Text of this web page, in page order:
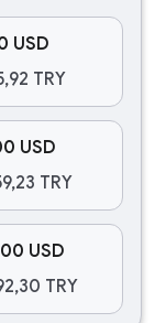
USD
TRY
USD
TRY
USD
TRY